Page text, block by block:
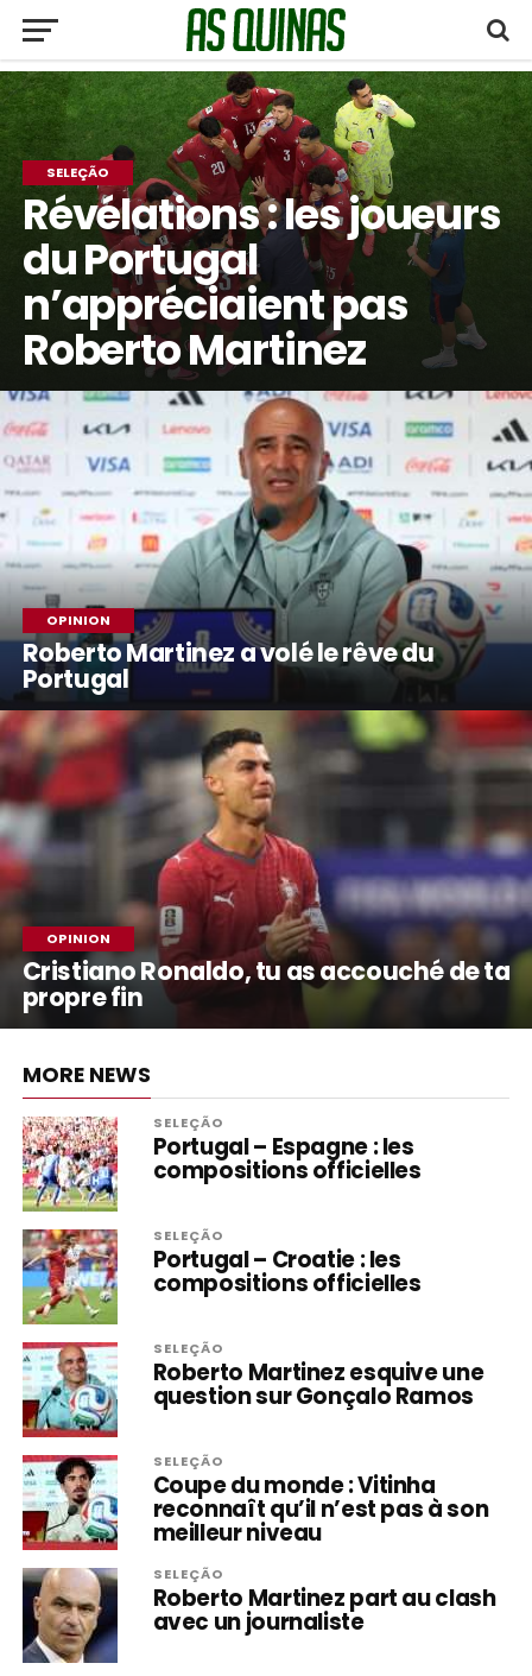
SELEÇÃO
Révélations : les joueurs
du Portugal
n’appréciaient pas
Roberto Martinez
OPINION
Roberto Martinez a volé le rêve du
Portugal
OPINION
Cristiano Ronaldo, tu as accouché de ta
propre fin
MORE NEWS
SELEÇÃO
Portugal – Espagne : les
compositions officielles
SELEÇÃO
Portugal – Croatie : les
compositions officielles
SELEÇÃO
Roberto Martinez esquive une
question sur Gonçalo Ramos
SELEÇÃO
Coupe du monde : Vitinha
reconnaît qu’il n’est pas à son
meilleur niveau
SELEÇÃO
Roberto Martinez part au clash
avec un journaliste